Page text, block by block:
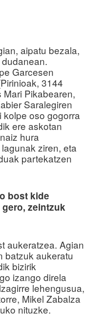
aipatu bezala,
Garcesen
3144
Mari Pikabearen,
Saralegiren
kolpe oso gogorra
ere askotan
hura
ziren, eta
partekatzen
bost kide
zeintzuk
aukeratzea. Agian
batzuk aukeratu
bizirik
izango direla
lehengusua,
Mikel Zabalza
nituzke.